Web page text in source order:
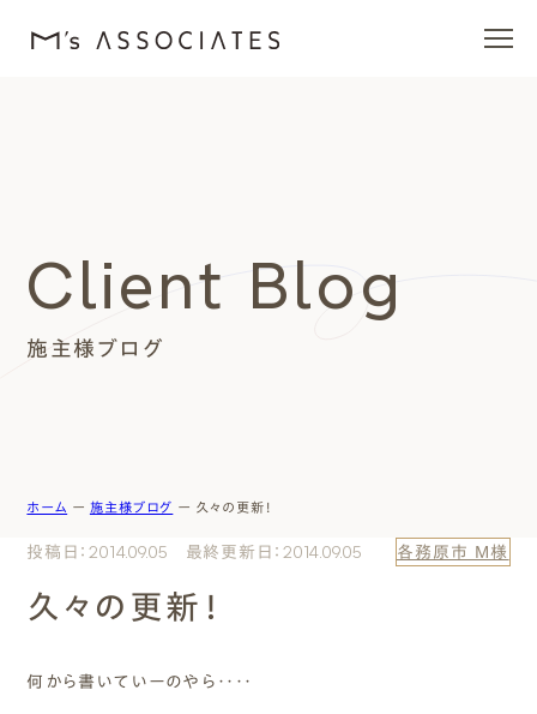
エムズを愛する人たち
施工事例
エムズのこと
施主様ブログ
Client Blog
ホーム ー 施主様ブログ ー 久々の更新！
投稿日：2014.09.05 最終更新日：2014.09.05 各務原市 M様
久々の更新！
何から書いていーのやら‥‥